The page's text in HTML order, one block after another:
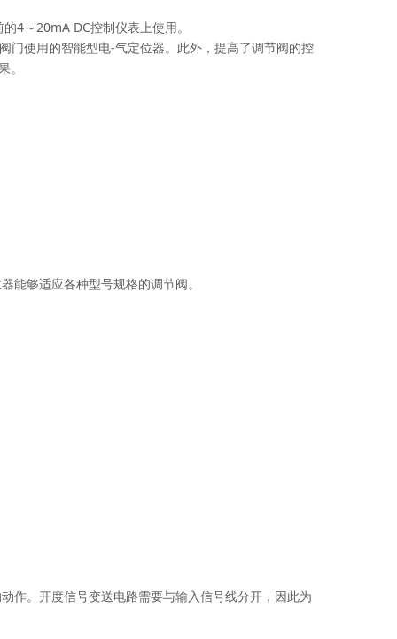
的4～20mA DC控制仪表上使用。
门使用的智能型电-气定位器。此外，提高了调节阀的控
。
能够适应各种型号规格的调节阀。
作。开度信号变送电路需要与输入信号线分开，因此为